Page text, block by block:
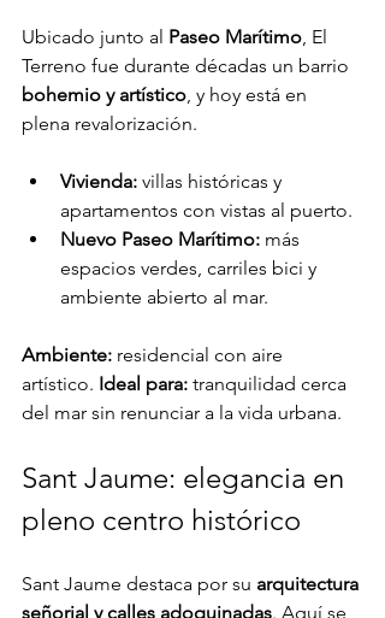
Ubicado junto al Paseo Marítimo, El
Terreno fue durante décadas un barrio
bohemio y artístico, y hoy está en
plena revalorización.
Vivienda: villas históricas y
apartamentos con vistas al puerto.
Nuevo Paseo Marítimo: más
espacios verdes, carriles bici y
ambiente abierto al mar.
Ambiente: residencial con aire
artístico. Ideal para: tranquilidad cerca
del mar sin renunciar a la vida urbana.
Sant Jaume: elegancia en
pleno centro histórico
Sant Jaume destaca por su arquitectura
señorial y calles adoquinadas. Aquí se